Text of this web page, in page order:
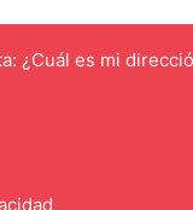
¿Cuál es mi